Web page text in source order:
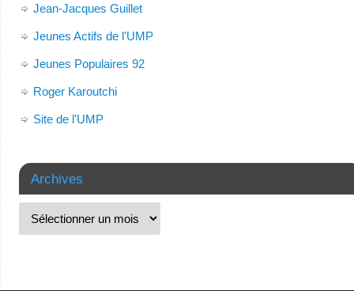
Jean-Jacques Guillet
Jeunes Actifs de l'UMP
Jeunes Populaires 92
Roger Karoutchi
Site de l'UMP
Archives